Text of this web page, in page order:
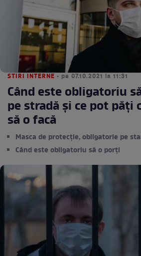
STIRI INTERNE • pe 07.10.2021 la 11:31
Când este obligatoriu
pe stradă și ce pot păți
să o facă
Masca de protecție, obligatorie pe
Când este obligatoriu să o porți